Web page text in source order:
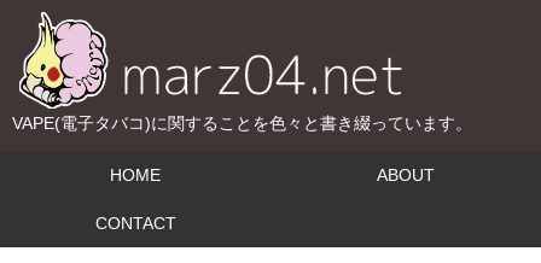
VAPE(電子タバコ)に関することを色々と書き綴っています。
HOME ABOUT
CONTACT